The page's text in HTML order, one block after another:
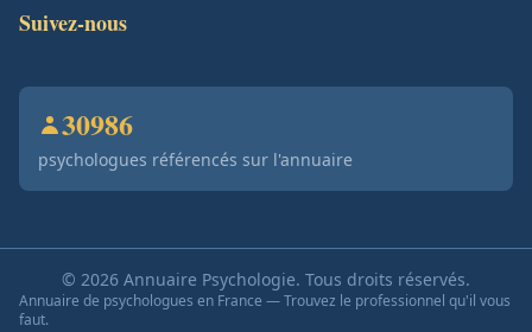
Suivez-nous
30986
psychologues référencés sur l'annuaire
© 2026 Annuaire Psychologie. Tous droits réservés.
Annuaire de psychologues en France — Trouvez le professionnel qu'il vous
faut.